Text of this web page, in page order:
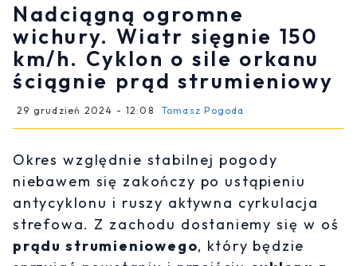
Nadciągną ogromne
wichury. Wiatr sięgnie 150
km/h. Cyklon o sile orkanu
ściągnie prąd strumieniowy
29 grudzień 2024 - 12:08 Tomasz Pogoda
Okres względnie stabilnej pogody
niebawem się zakończy po ustąpieniu
antycyklonu i ruszy aktywna cyrkulacja
strefowa. Z zachodu dostaniemy się w oś
prądu strumieniowego, który będzie